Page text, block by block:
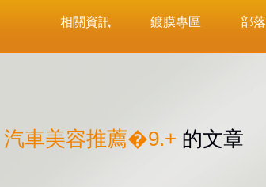
相關資訊 鍍膜專區 部
汽車美容推薦�9.+ 的文章